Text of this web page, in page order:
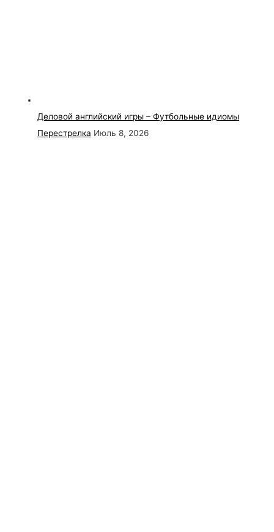
Деловой английский игры – Футбольные идиомы
Перестрелка Июль 8, 2026